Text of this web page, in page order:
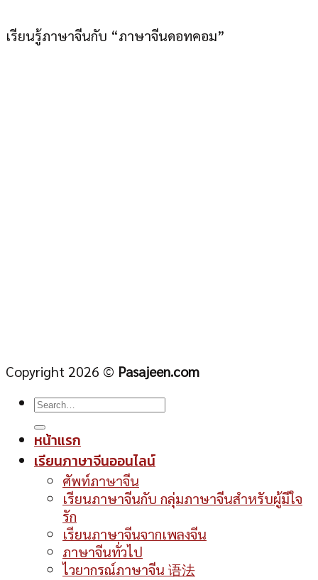
เรียนรู้ภาษาจีนกับ “ภาษาจีนดอทคอม”
Copyright 2026 © Pasajeen.com
หน้าแรก
เรียนภาษาจีนออนไลน์
ศัพท์ภาษาจีน
เรียนภาษาจีนกับ กลุ่มภาษาจีนสำหรับผู้มีใจ
รัก
เรียนภาษาจีนจากเพลงจีน
ภาษาจีนทั่วไป
ไวยากรณ์ภาษาจีน 语法